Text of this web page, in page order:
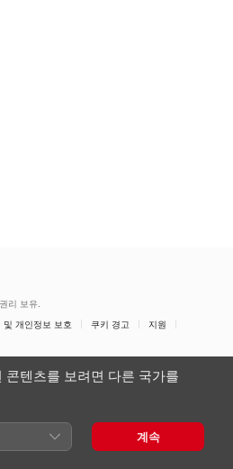
리 보유.
개인정보 보호 쿠키 경고
지원
콘텐츠를 보려면 다른 국가를
계속